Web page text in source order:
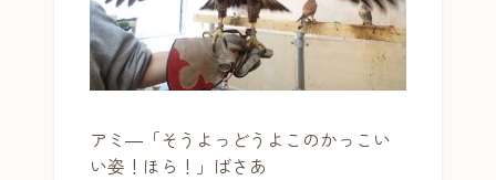
アミ―「そうよっどうよこのかっこい
い姿！ほら！」ばさあ